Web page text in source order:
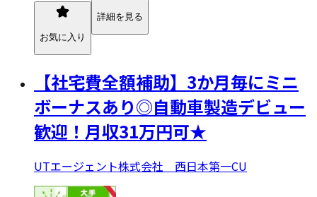
お気に入り
詳細を見る
【社宅費全額補助】3か月毎にミニ
ボーナスあり◎自動車製造デビュー
歓迎！月収31万円可★
UTエージェント株式会社 西日本第一CU